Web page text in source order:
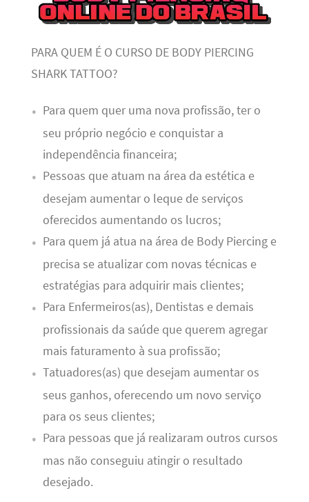
PARA QUEM É O CURSO DE BODY PIERCING
SHARK TATTOO?
Para quem quer uma nova profissão, ter o
seu próprio negócio e conquistar a
independência financeira;
Pessoas que atuam na área da estética e
desejam aumentar o leque de serviços
oferecidos aumentando os lucros;
Para quem já atua na área de Body Piercing e
precisa se atualizar com novas técnicas e
estratégias para adquirir mais clientes;
Para Enfermeiros(as), Dentistas e demais
profissionais da saúde que querem agregar
mais faturamento à sua profissão;
Tatuadores(as) que desejam aumentar os
seus ganhos, oferecendo um novo serviço
para os seus clientes;
Para pessoas que já realizaram outros cursos
mas não conseguiu atingir o resultado
desejado.